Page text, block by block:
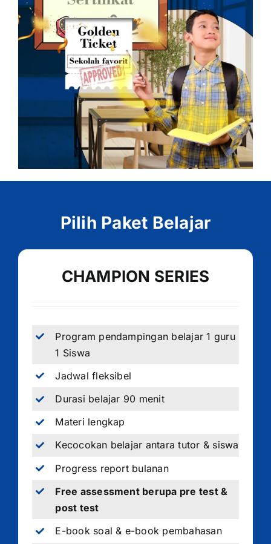
Pilih Paket Belajar
CHAMPION SERIES
Program pendampingan belajar 1 guru
1 Siswa
Jadwal fleksibel
Durasi belajar 90 menit
Materi lengkap
Kecocokan belajar antara tutor & siswa
Progress report bulanan
Free assessment berupa pre test &
post test
E-book soal & e-book pembahasan